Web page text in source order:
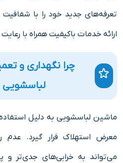
تعرفه‌های جدید خود را با
ارائه خدمات باکیفیت همراه با
چرا نگهداری و
ماشین لباسشویی به دلیل
معرض استهلاک قرار گیرد.
می‌تواند به خرابی‌های جدی‌تر